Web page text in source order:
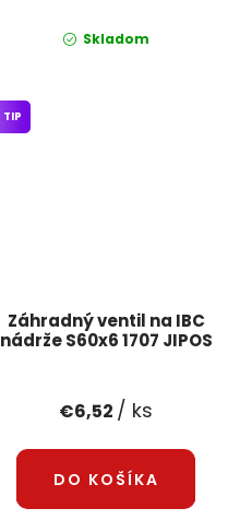
Skladom
Záhradný ventil na IBC
nádrže S60x6 1707 JIPOS
TIP
€6,52 / ks
DO KOŠÍKA